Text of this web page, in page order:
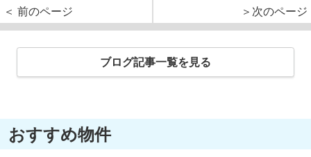
＜ 前のページ
＞次のページ
ブログ記事一覧を見る
おすすめ物件